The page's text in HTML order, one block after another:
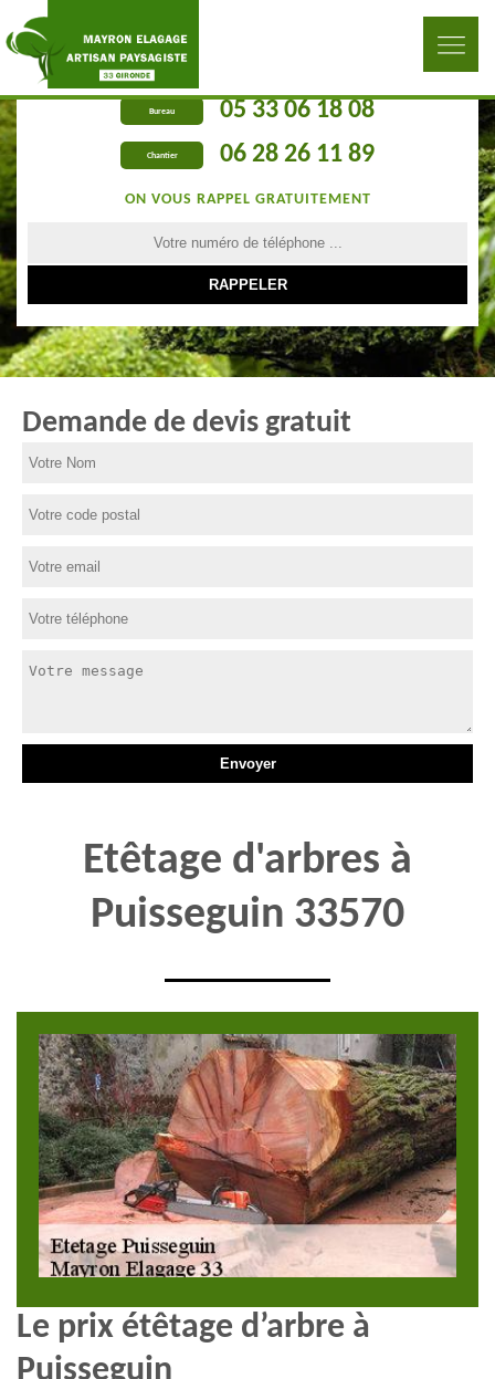
Bureau 05 33 06 18 08
Chantier 06 28 26 11 89
ON VOUS RAPPEL GRATUITEMENT
Demande de devis gratuit
Etêtage d'arbres à
Puisseguin 33570
Le prix étêtage d’arbre à
Puisseguin